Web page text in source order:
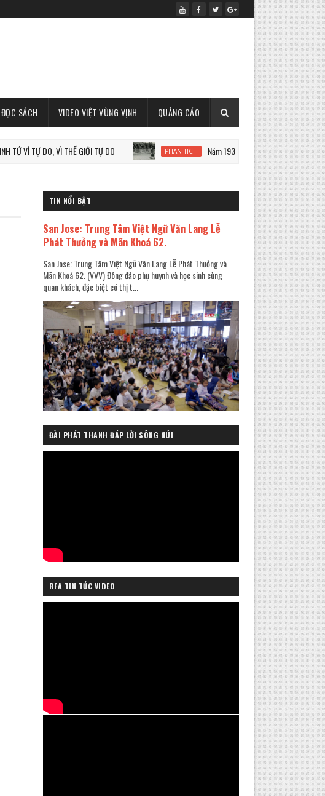
ĐỌC SÁCH VIDEO VIỆT VÙNG VỊNH QUẢNG CÁO
DO, VÌ THẾ GIỚI TỰ DO PHAN-TICH Năm 1933: Staline tàn sát 7 triệu người
TIN NỔI BẬT
San Jose: Trung Tâm Việt Ngữ Văn Lang Lễ
Phát Thưởng và Mãn Khoá 62.
San Jose: Trung Tâm Việt Ngữ Văn Lang Lễ Phát Thưởng và
Mãn Khoá 62. (VVV) Đông đảo phụ huynh và học sinh cùng
quan khách, đặc biệt có thị t...
ĐÀI PHÁT THANH ĐÁP LỜI SÔNG NÚI
RFA TIN TỨC VIDEO